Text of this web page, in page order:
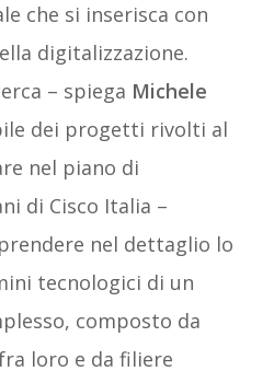
che si inserisca con
digitalizzazione.
– spiega Michele
dei progetti rivolti al
nel piano di
di Cisco Italia –
nel dettaglio lo
tecnologici di un
composto da
loro e da filiere